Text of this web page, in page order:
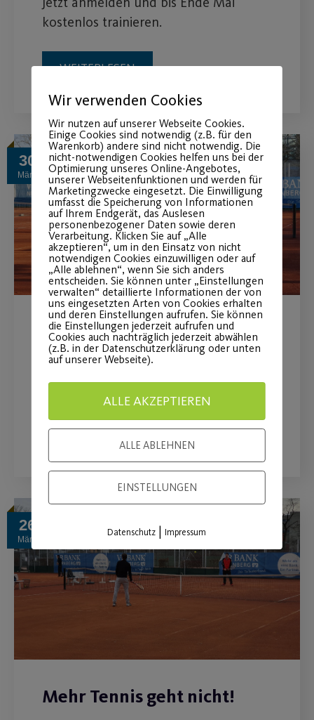
kostenlos trainieren.
WEITERLESEN
30
März
Post SV-Tennisaktion 2021
Post SV-Mitglieder trainieren kostenlos
bis Ende Mai.
WEITERLESEN
26
März
Mehr Tennis geht nicht!
Wir verwenden Cookies
Wir nutzen auf unserer Webseite Cookies.
Einige Cookies sind notwendig (z.B. für den
Warenkorb) andere sind nicht notwendig. Die
nicht-notwendigen Cookies helfen uns bei der
Optimierung unseres Online-Angebotes,
unserer Webseitenfunktionen und werden für
Marketingzwecke eingesetzt. Die Einwilligung
umfasst die Speicherung von Informationen
auf Ihrem Endgerät, das Auslesen
personenbezogener Daten sowie deren
Verarbeitung. Klicken Sie auf „Alle
akzeptieren“, um in den Einsatz von nicht
notwendigen Cookies einzuwilligen oder auf
„Alle ablehnen“, wenn Sie sich anders
entscheiden. Sie können unter „Einstellungen
verwalten“ detaillierte Informationen der von
uns eingesetzten Arten von Cookies erhalten
und deren Einstellungen aufrufen. Sie können
die Einstellungen jederzeit aufrufen und
Cookies auch nachträglich jederzeit abwählen
(z.B. in der Datenschutzerklärung oder unten
auf unserer Webseite).
ALLE AKZEPTIEREN
ALLE ABLEHNEN
EINSTELLUNGEN
Datenschutz |Impressum